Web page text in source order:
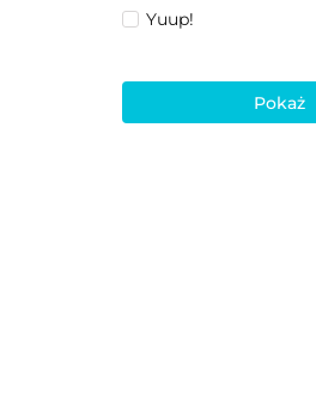
Yuup!
Pokaż